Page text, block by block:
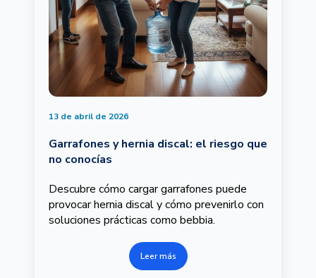
13 de abril de 2026
Garrafones y hernia discal: el riesgo que
no conocías
Descubre cómo cargar garrafones puede
provocar hernia discal y cómo prevenirlo con
soluciones prácticas como bebbia.
Leer más